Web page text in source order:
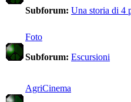
Subforum: Una storia di 4
Foto
Subforum: Escursioni
AgriCinema